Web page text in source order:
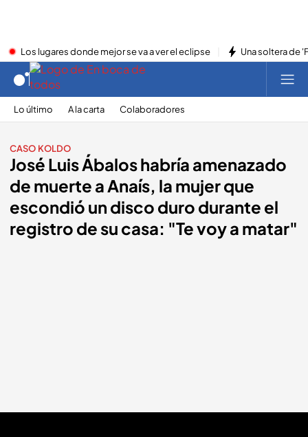
Los lugares donde mejor se va a ver el eclipse Una soltera de
Lo último A la carta Colaboradores
CASO KOLDO
José Luis Ábalos habría amenazado
de muerte a Anaís, la mujer que
escondió un disco duro durante el
registro de su casa: "Te voy a matar"